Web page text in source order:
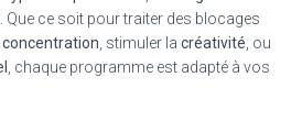
. Que ce soit pour traiter des blocages
concentration, stimuler la créativité, ou
, chaque programme est adapté à vos